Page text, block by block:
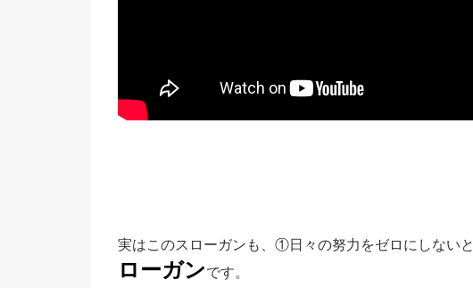
実はこのスローガンも、①日々の努力をゼロにしないと
ローガンです。